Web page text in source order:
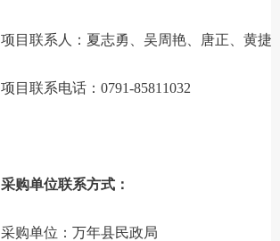
项目联系人：夏志勇、吴周艳、唐正、黄捷
项目联系电话：0791-85811032
采购单位联系方式：
采购单位：万年县民政局